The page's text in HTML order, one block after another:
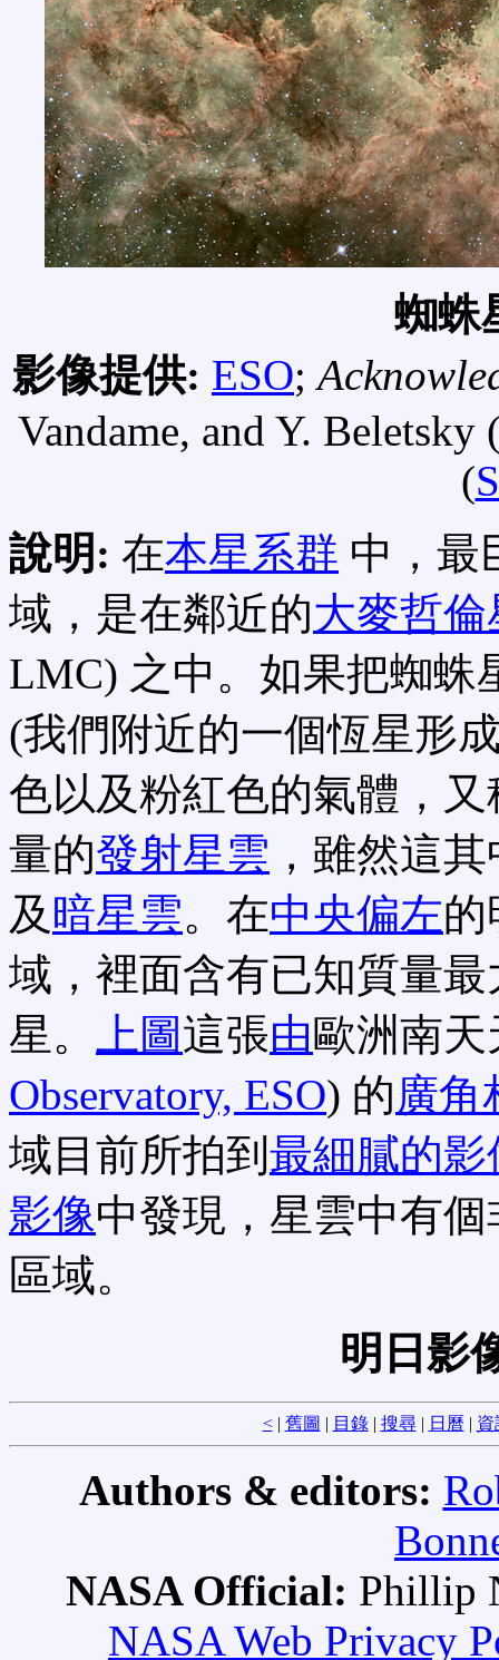
蜘蛛
影像提供: ESO;
Vandame, and Y. Beletsky
(
說明: 在本星系群 中，最
域，是在鄰近的大麥哲倫
LMC) 之中。如果把蜘蛛
(我們附近的一個恆星形
色以及粉紅色的氣體，又
量的發射星雲 ，雖然這
及 暗星雲。在中央偏左的
域，裡面含有已知質量
星。
上圖這張由歐洲南
Observatory, ESO) 的廣角
域目前所拍到 最細膩的影
影像中發現，星雲中有
區域。
明日影
<| 舊圖 | 目錄| 搜尋| 日曆 | 資
Authors & editors:
NASA Official: Phillip
NASA Web Privacy